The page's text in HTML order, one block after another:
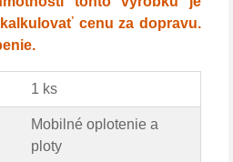
cenu za dopravu.
1 ks
Mobilné oplotenie a
ploty